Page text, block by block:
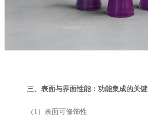
三、表面与界面性能：功能集成的关键
（1）表面可修饰性